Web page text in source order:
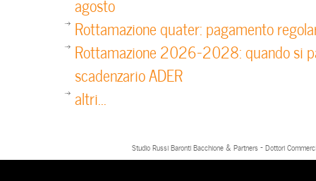
Rottamazione quater: pagamento
Rottamazione 2026-2028: quando si
scadenzario ADER
altri...
Studio Russi Baronti Bacchione & Partners - Dottori